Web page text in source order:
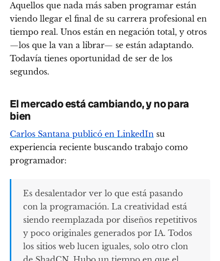
Aquellos que nada más saben programar están
viendo llegar el final de su carrera profesional en
tiempo real. Unos están en negación total, y otros
—los que la van a librar— se están adaptando.
Todavía tienes oportunidad de ser de los
segundos.
El mercado está cambiando, y no para
bien
Carlos Santana publicó en LinkedIn su
experiencia reciente buscando trabajo como
programador:
Es desalentador ver lo que está pasando
con la programación. La creatividad está
siendo reemplazada por diseños repetitivos
y poco originales generados por IA. Todos
los sitios web lucen iguales, solo otro clon